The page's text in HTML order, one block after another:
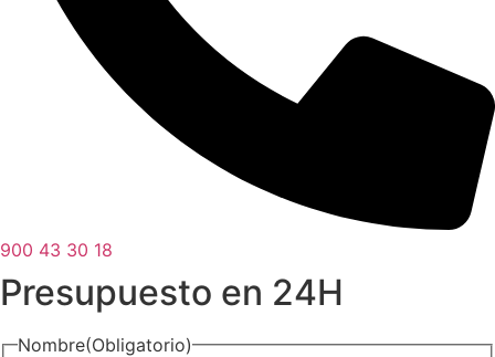
900 43 30 18
Presupuesto en 24H
Nombre(Obligatorio)